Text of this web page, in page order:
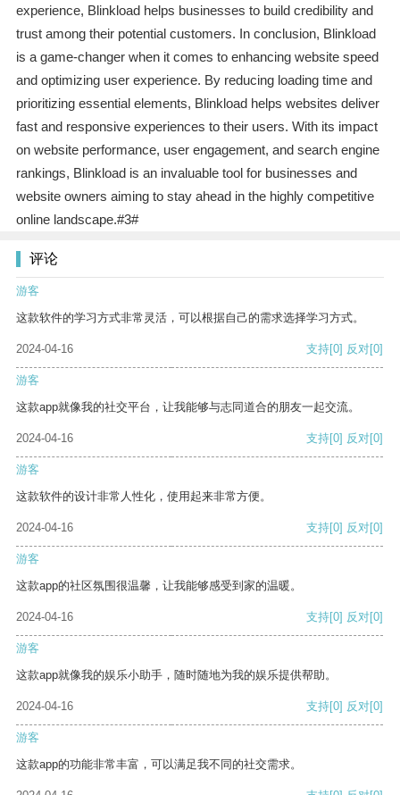
experience, Blinkload helps businesses to build credibility and
trust among their potential customers. In conclusion, Blinkload
is a game-changer when it comes to enhancing website speed
and optimizing user experience. By reducing loading time and
prioritizing essential elements, Blinkload helps websites deliver
fast and responsive experiences to their users. With its impact
on website performance, user engagement, and search engine
rankings, Blinkload is an invaluable tool for businesses and
website owners aiming to stay ahead in the highly competitive
online landscape.#3#
评论
游客
这款软件的学习方式非常灵活，可以根据自己的需求选择学习方式。
2024-04-16 支持[0] 反对[0]
游客
这款app就像我的社交平台，让我能够与志同道合的朋友一起交流。
2024-04-16 支持[0] 反对[0]
游客
这款软件的设计非常人性化，使用起来非常方便。
2024-04-16 支持[0] 反对[0]
游客
这款app的社区氛围很温馨，让我能够感受到家的温暖。
2024-04-16 支持[0] 反对[0]
游客
这款app就像我的娱乐小助手，随时随地为我的娱乐提供帮助。
2024-04-16 支持[0] 反对[0]
游客
这款app的功能非常丰富，可以满足我不同的社交需求。